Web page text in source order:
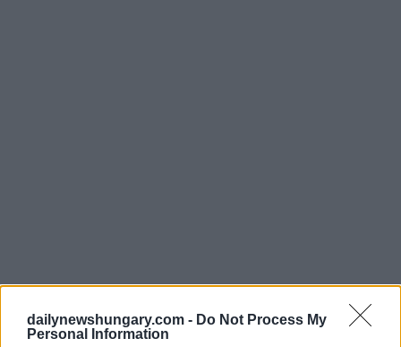
dailynewshungary.com - Do Not Process My
Personal Information